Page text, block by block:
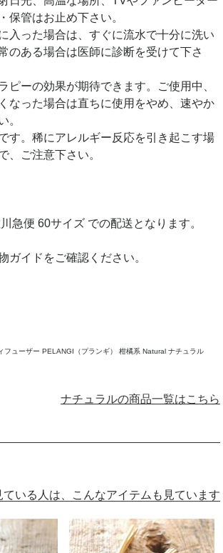
保管はお止め下さい。
入った場合は、すぐに流水で十分に洗い
のある場合は医師に診断を受けて下さ
ピーの効果が期待できます。ご使用中、
なった場合は直ちに使用をやめ、速やか
。
す。稀にアレルギー反応を引き起こす場
、ご注意下さい。
急便 60サイズ での配送となります。
ガイドをご確認ください。
フューザー PELANGI（プランギ） 柑橘系 Natural ナチュラル
ナチュラルの商品一覧はこちら
ている人は、こんなアイテムも見ています